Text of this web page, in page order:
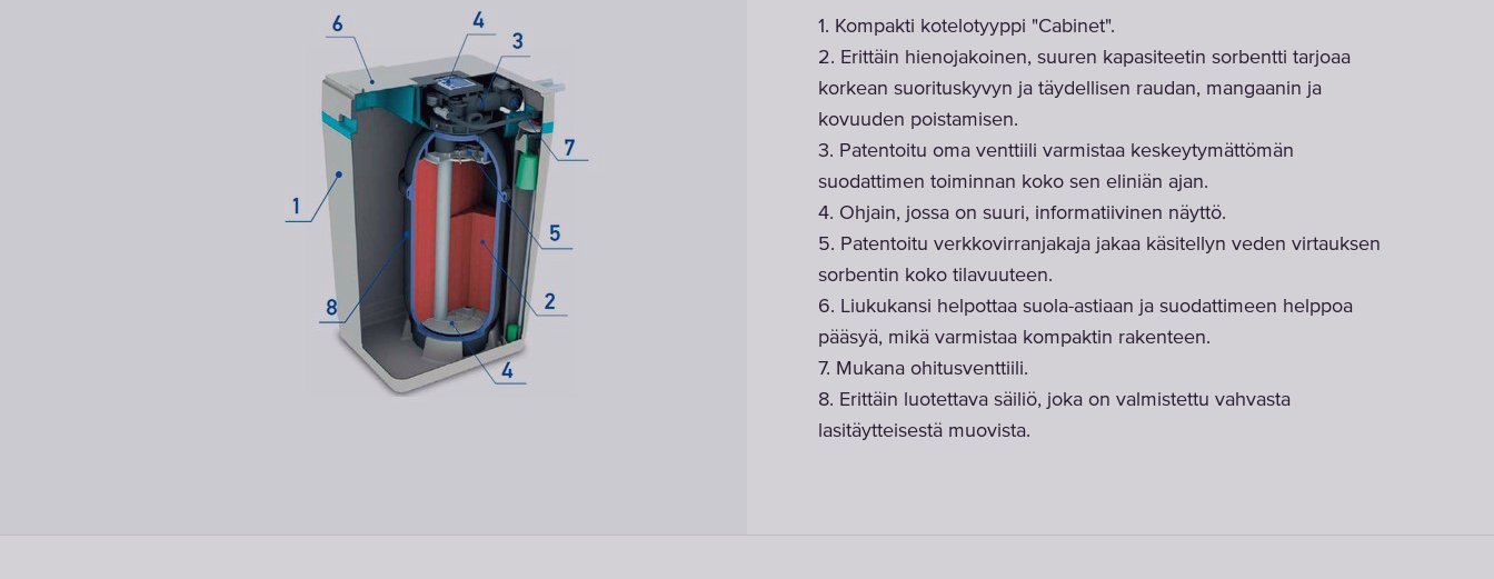
1. Kompakti kotelotyyppi "Cabinet".
2. Erittäin hienojakoinen, suuren kapasiteetin sorbentti tarjoaa
korkean suorituskyvyn ja täydellisen raudan, mangaanin ja
kovuuden poistamisen.
3. Patentoitu oma venttiili varmistaa keskeytymättömän
suodattimen toiminnan koko sen eliniän ajan.
4. Ohjain, jossa on suuri, informatiivinen näyttö.
5. Patentoitu verkkovirranjakaja jakaa käsitellyn veden virtauksen
sorbentin koko tilavuuteen.
6. Liukukansi helpottaa suola-astiaan ja suodattimeen helppoa
pääsyä, mikä varmistaa kompaktin rakenteen.
7. Mukana ohitusventtiili.
8. Erittäin luotettava säiliö, joka on valmistettu vahvasta
lasitäytteisestä muovista.